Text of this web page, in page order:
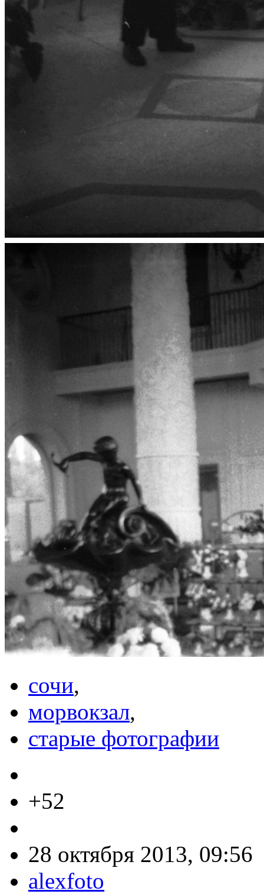
сочи,
морвокзал,
старые фотографии
+52
28 октября 2013, 09:56
alexfoto